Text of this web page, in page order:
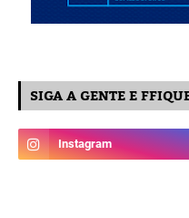
SIGA A GENTE E